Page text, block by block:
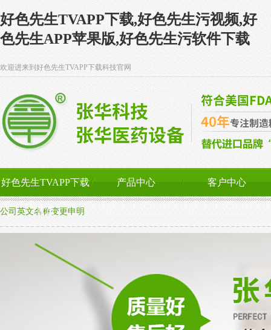
好色先生TVAPP下载,好色先生污视频,好
色先生APP苹果版,好色先生污软件下载
欢迎进来到好色先生TVAPP下载科技官网
好色先生TVAPP下载
首页
产品中心 客户中心
公司英文名称变更申明